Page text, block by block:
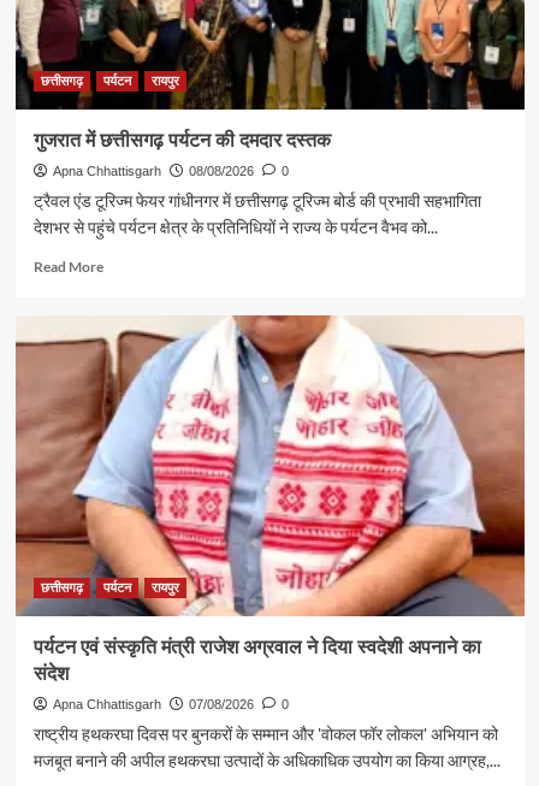
छत्तीसगढ़ पर्यटन रायपुर
गुजरात में छत्तीसगढ़ पर्यटन की दमदार दस्तक
Apna Chhattisgarh 08/08/2026 0
ट्रैवल एंड टूरिज्म फेयर गांधीनगर में छत्तीसगढ़ टूरिज्म बोर्ड की प्रभावी सहभागिता
देशभर से पहुंचे पर्यटन क्षेत्र के प्रतिनिधियों ने राज्य के पर्यटन वैभव को...
Read MoreRead
गुजरात
में
छत्तीसगढ़
पर्यटन
की
दमदार
दस्तक
छत्तीसगढ़ पर्यटन रायपुर
पर्यटन एवं संस्कृति मंत्री राजेश अग्रवाल ने दिया स्वदेशी अपनाने का
संदेश
Apna Chhattisgarh 07/08/2026 0
राष्ट्रीय हथकरघा दिवस पर बुनकरों के सम्मान और 'वोकल फॉर लोकल' अभियान को
मजबूत बनाने की अपील हथकरघा उत्पादों के अधिकाधिक उपयोग का किया आग्रह,...